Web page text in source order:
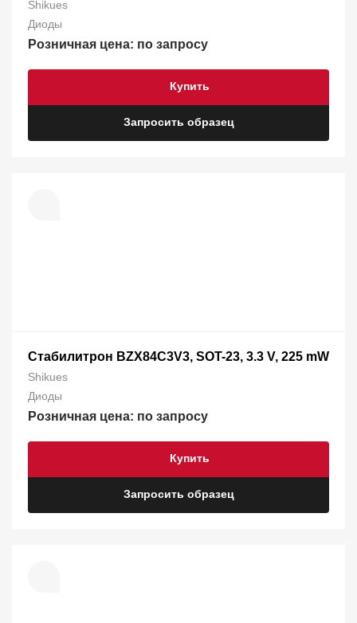
Shikues
Диоды
Розничная цена: по запросу
Запросить образец
Купить
Стабилитрон BZX84C3V3, SOT-23, 3.3 V, 225 mW
Shikues
Диоды
Розничная цена: по запросу
Запросить образец
Купить